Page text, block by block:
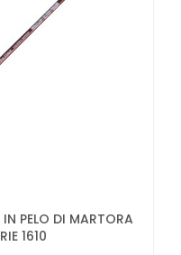
PELO DI MARTORA
1610